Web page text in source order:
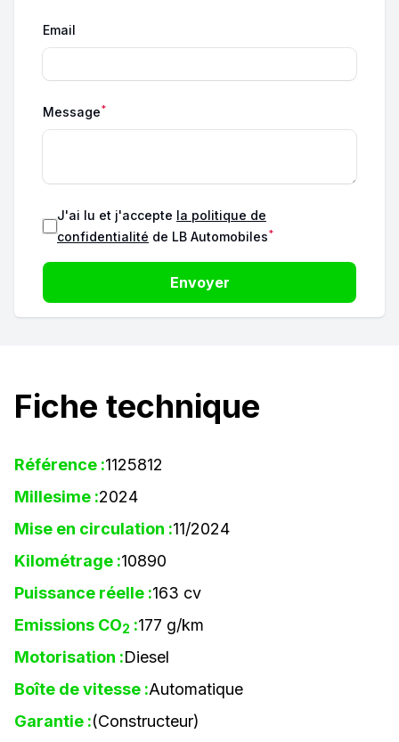
Email
Message*
J'ai lu et j'accepte la politique de
confidentialité de LB Automobiles*
Envoyer
Fiche technique
Référence :1125812
Millesime :2024
Mise en circulation :11/2024
Kilométrage :10890
Puissance réelle :163 cv
Emissions CO2 :177 g/km
Motorisation :Diesel
Boîte de vitesse :Automatique
Garantie :(Constructeur)